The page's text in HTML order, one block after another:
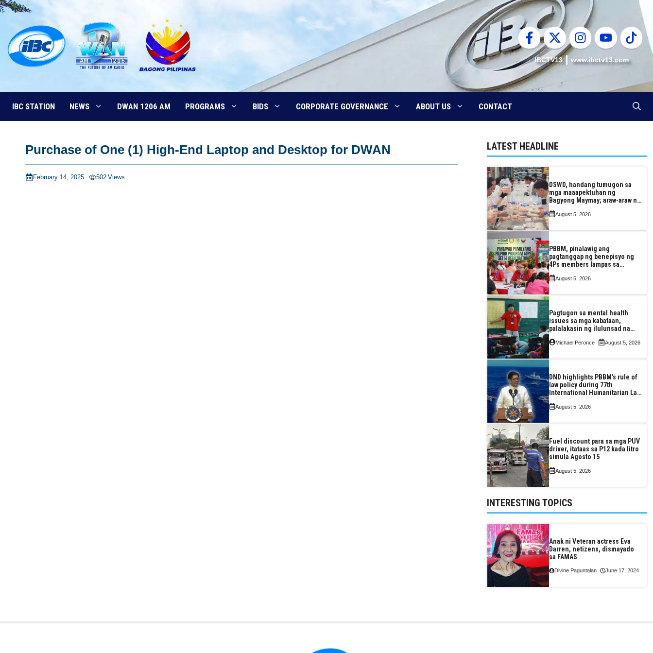
Skip
content
IBCTV13 www.ibctv13.com
IBC STATION NEWS DWAN 1206 AM PROGRAMS BIDS CORPORATE GOVERNANCE ABOUT US CONTACT
Purchase of One (1) High-End Laptop and Desktop for DWAN
February 14, 2025 502 Views
LATEST HEADLINE
DSWD, handang tumugon sa
mga maaapektuhan ng
Bagyong Maymay; araw-araw na
August 5, 2026
PBBM, pinalawig ang
pagtanggap ng benepisyo ng
4Ps members lampas sa
August 5, 2026
Pagtugon sa mental health
issues sa mga kabataan,
palalakasin ng ilulunsad na
Michael Peronce August 5, 2026
DND highlights PBBM’s rule of
law policy during 77th
International Humanitarian Law
August 5, 2026
Fuel discount para sa mga PUV
driver, itataas sa P12 kada litro
simula Agosto 15
August 5, 2026
INTERESTING TOPICS
Anak ni Veteran actress Eva
Darren, netizens, dismayado
sa FAMAS
Divine Paguntalan June 17, 2024